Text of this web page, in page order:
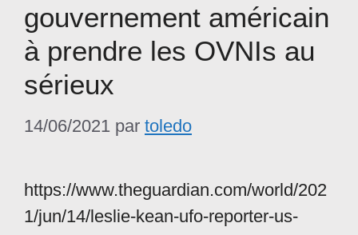
gouvernement américain
à prendre les OVNIs au
sérieux
14/06/2021 par toledo
https://www.theguardian.com/world/202
1/jun/14/leslie-kean-ufo-reporter-us-